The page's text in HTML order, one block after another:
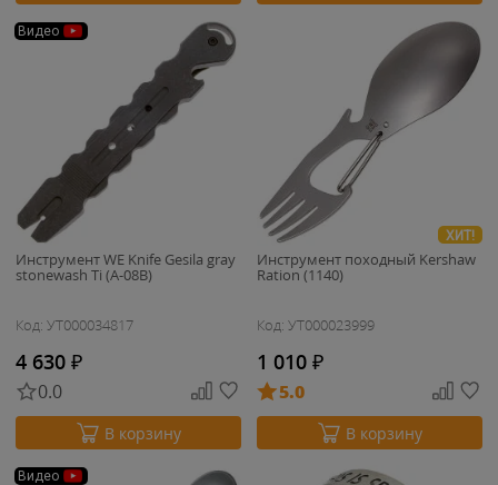
Видео
Инструмент WE Knife Gesila gray
stonewash Ti (A-08B)
Код: УТ000034817
4 630 ₽
0.0
В корзину
ХИТ!
Инструмент походный Kershaw
Ration (1140)
Код: УТ000023999
1 010 ₽
5.0
В корзину
Видео